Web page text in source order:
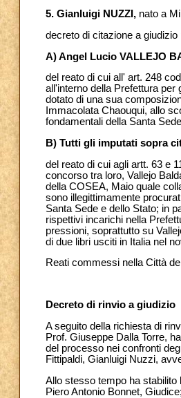
5. Gianluigi NUZZI, nato a
decreto di citazione a giudizio
A) Angel Lucio VALLEJO
del reato di cui all' art. 248
all'interno della Prefettura
dotato di una sua
Immacolata Chaouqui, allo
fondamentali della Santa
B) Tutti gli imputati sopra
del reato di cui agli artt. 63 e
concorso tra loro, Vallejo
della COSEA, Maio quale
sono illegittimamente
Santa Sede e dello Stato; in
rispettivi incarichi nella
pressioni, soprattutto su
di due libri usciti in Italia nel
Reati commessi nella Città
Decreto di rinvio a giudizio
A seguito della richiesta di
Prof. Giuseppe Dalla Torre,
del processo nei confronti
Fittipaldi, Gianluigi Nuzzi,
Allo stesso tempo ha stabilito
Piero Antonio Bonnet,